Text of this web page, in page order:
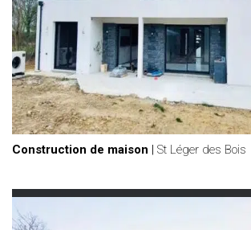
Construction de maison | St Léger des Bois